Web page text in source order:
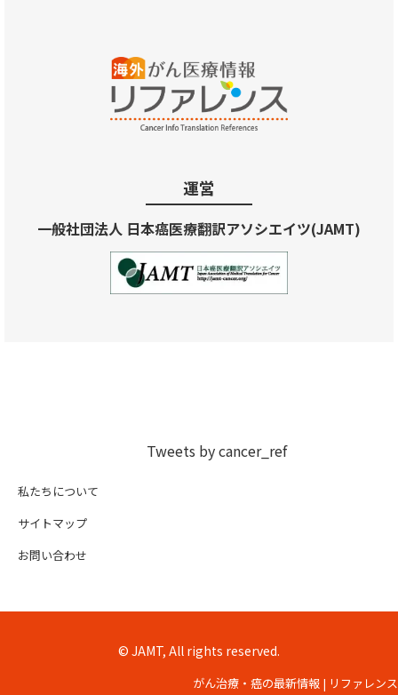
運営
一般社団法人 日本癌医療翻訳アソシエイツ(JAMT)
Tweets by cancer_ref
私たちについて
サイトマップ
お問い合わせ
© JAMT, All rights reserved.
がん治療・癌の最新情報 | リファレンス